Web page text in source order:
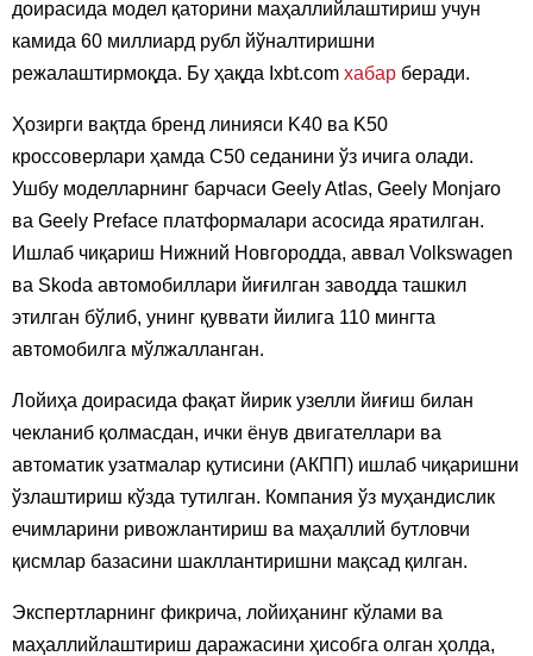
доирасида модел қаторини маҳаллийлаштириш учун
камида 60 миллиард рубл йўналтиришни
режалаштирмоқда. Бу ҳақда Ixbt.com хабар беради.
Ҳозирги вақтда бренд линияси K40 ва K50
кроссоверлари ҳамда C50 седанини ўз ичига олади.
Ушбу моделларнинг барчаси Geely Atlas, Geely Monjaro
ва Geely Preface платформалари асосида яратилган.
Ишлаб чиқариш Нижний Новгородда, аввал Volkswagen
ва Skoda автомобиллари йиғилган заводда ташкил
этилган бўлиб, унинг қуввати йилига 110 мингта
автомобилга мўлжалланган.
Лойиҳа доирасида фақат йирик узелли йиғиш билан
чекланиб қолмасдан, ички ёнув двигателлари ва
автоматик узатмалар қутисини (АКПП) ишлаб чиқаришни
ўзлаштириш кўзда тутилган. Компания ўз муҳандислик
ечимларини ривожлантириш ва маҳаллий бутловчи
қисмлар базасини шакллантиришни мақсад қилган.
Экспертларнинг фикрича, лойиҳанинг кўлами ва
маҳаллийлаштириш даражасини ҳисобга олган ҳолда,